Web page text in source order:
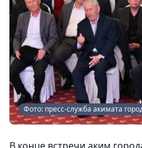
Фото: пресс-служба акимата
В конце встречи аким